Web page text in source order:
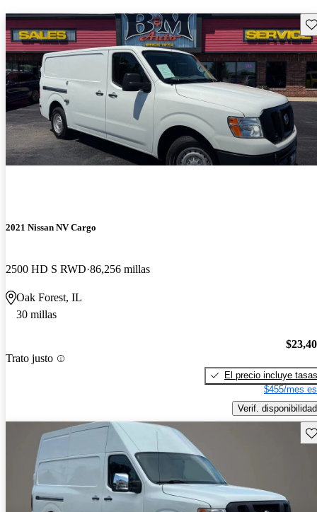
2021 Nissan NV Cargo
2500 HD S RWD 86,256 millas
Oak Forest, IL
30 millas
Trato justo
El precio incluye tasas
$455/mes
Verif. disponibilidad